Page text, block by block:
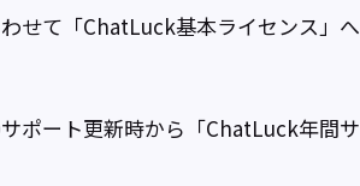
せて「ChatLuck基本ライセンス」へ
ポート更新時から「ChatLuck年間サ